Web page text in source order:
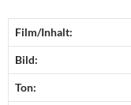
Film/Inhalt:
Bild:
Ton: